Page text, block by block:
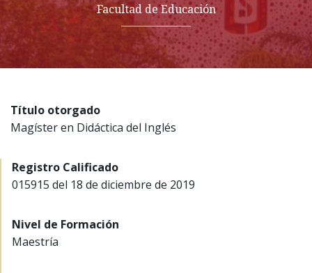
Facultad de Educación
Título otorgado
Magíster en Didáctica del Inglés
Registro Calificado
015915 del 18 de diciembre de 2019
Nivel de Formación
Maestría